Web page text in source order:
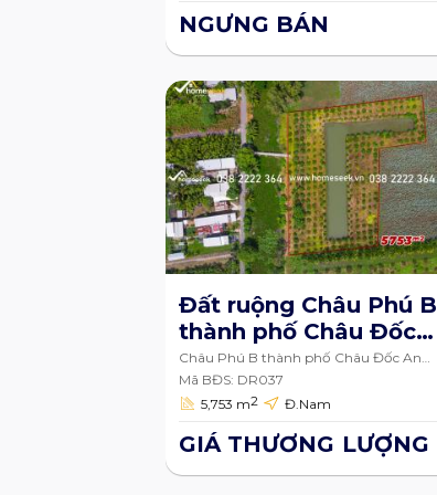
NGƯNG BÁN
Đất ruộng Châu Phú B
thành phố Châu Đốc
An Giang 5753m2
Châu Phú B thành phố Châu Đốc An
Giang
Mã BĐS: DR037
5,753 m2 Đ.Nam
GIÁ THƯƠNG LƯỢNG